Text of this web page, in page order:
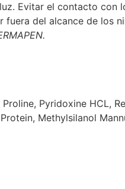
Evitar el contacto con
fuera del alcance de los
Pyridoxine HCL,
Methylsilanol